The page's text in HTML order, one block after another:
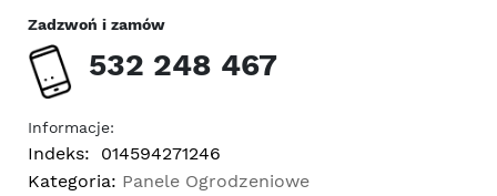
Zadzwoń i zamów
532 248 467
Informacje:
Indeks:
014594271246
Kategoria: Panele Ogrodzeniowe